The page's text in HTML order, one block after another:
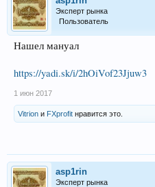
Эксперт рынка
Пользователь
Нашел мануал
https://yadi.sk/i/2hOiVof23Jjuw3
1 июн 2017
Vitrion и FXprofit нравится это.
asp1rin
Эксперт рынка